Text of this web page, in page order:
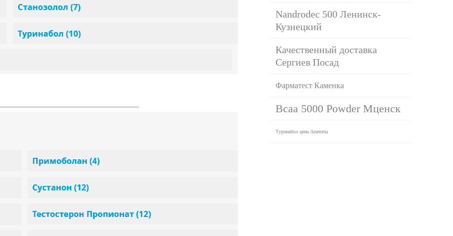
Nandrodec 500 Ленинск-
Кузнецкий
Качественный доставка
Сергиев Посад
Фарматест Каменка
Bcaa 5000 Powder Мценск
Туринабол цена Апатиты